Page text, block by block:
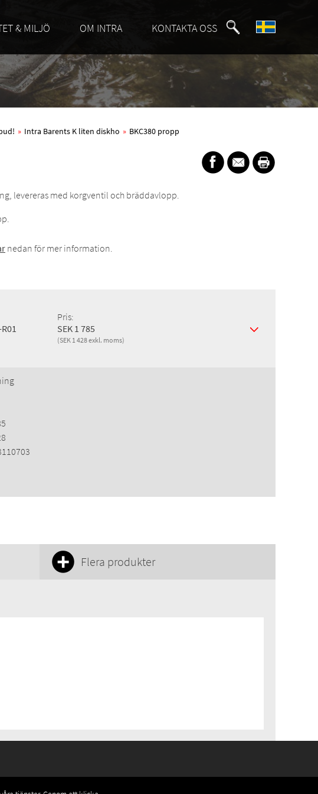
& MILJÖ OM INTRA KONTAKTA OSS
» Intra Barents K liten diskho » BKC380 propp
levereras med korgventil och bräddavlopp.
nedan för mer information.
Pris:
SEK 1 785
(SEK 1 428 exkl. moms)
Flera produkter